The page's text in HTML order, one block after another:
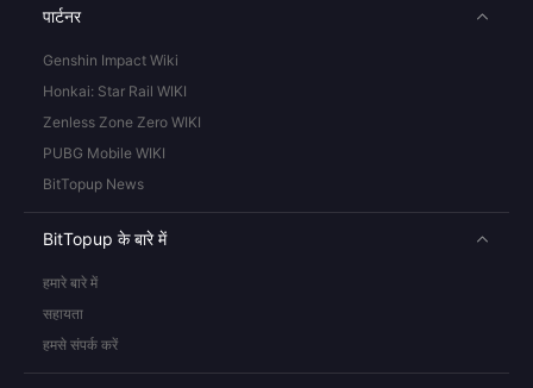
पार्टनर
Genshin Impact Wiki
Honkai: Star Rail WIKI
Zenless Zone Zero WIKI
PUBG Mobile WIKI
BitTopup News
BitTopup के बारे में
हमारे बारे में
सहायता
हमसे संपर्क करें